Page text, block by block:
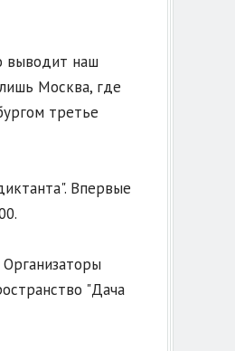
выводит наш
Москва, где
третье
Впервые
"Дача